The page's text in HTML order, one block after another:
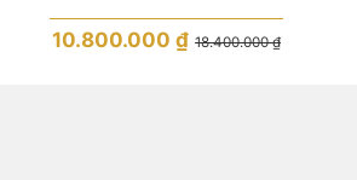
18.400.000₫
10.800.000₫